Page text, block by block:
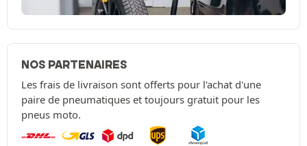
NOS PARTENAIRES
Les frais de livraison sont offerts pour l'achat d'une
paire de pneumatiques et toujours gratuit pour les
pneus moto.